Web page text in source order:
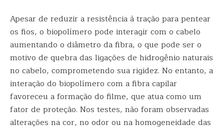
Apesar de reduzir a resistência à tração para pentear
os fios, o biopolímero pode interagir com o cabelo
aumentando o diâmetro da fibra, o que pode ser o
motivo de quebra das ligações de hidrogênio naturais
no cabelo, comprometendo sua rigidez. No entanto, a
interação do biopolímero com a fibra capilar
favoreceu a formação do filme, que atua como um
fator de proteção. Nos testes, não foram observadas
alterações na cor, no odor ou na homogeneidade das